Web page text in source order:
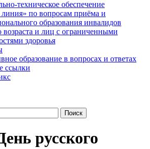
техническое обеспечение
линия» по вопросам приёма и
образования инвалидов
возраста и лиц с ограниченными
здоровья
образование в вопросах и ответах
ссылки
русского